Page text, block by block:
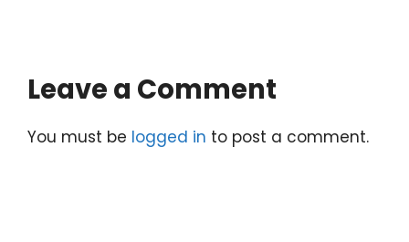
Leave a Comment
You must be logged in to post a comment.